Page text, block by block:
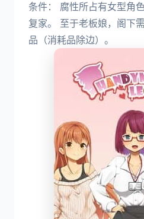
条件： 腐性所占有女型角
复家。 至于老板娘，阁下
品（消耗品除边）。